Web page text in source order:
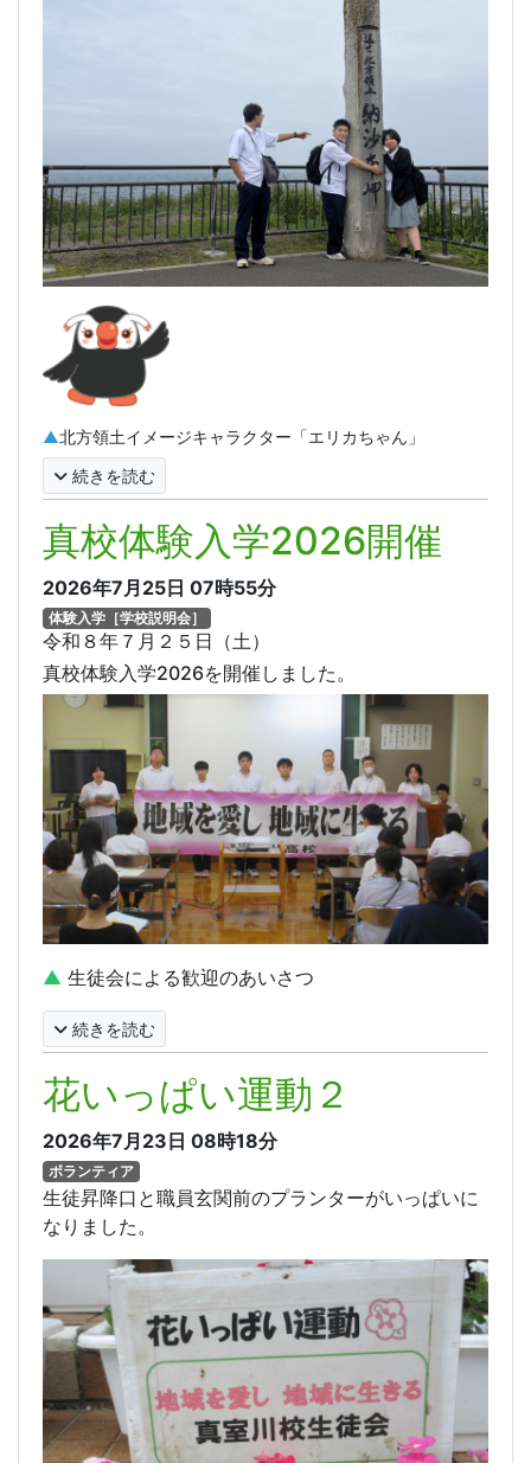
▲北方領土イメージキャラクター「エリカちゃん」
続きを読む
真校体験入学2026開催
2026年7月25日 07時55分
体験入学［学校説明会］
令和８年７月２５日（土）
真校体験入学2026を開催しました。
▲ 生徒会による歓迎のあいさつ
続きを読む
花いっぱい運動２
2026年7月23日 08時18分
ボランティア
生徒昇降口と職員玄関前のプランターがいっぱいに
なりました。